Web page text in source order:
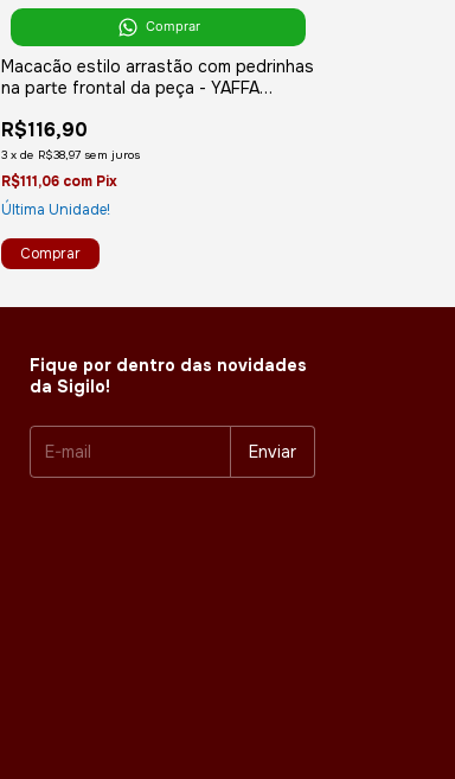
Comprar
Macacão estilo arrastão com pedrinhas
na parte frontal da peça - YAFFA
R$116,90
3 x de R$38,97 sem juros
R$111,06 com Pix
Última Unidade!
Fique por dentro das novidades
da Sigilo!